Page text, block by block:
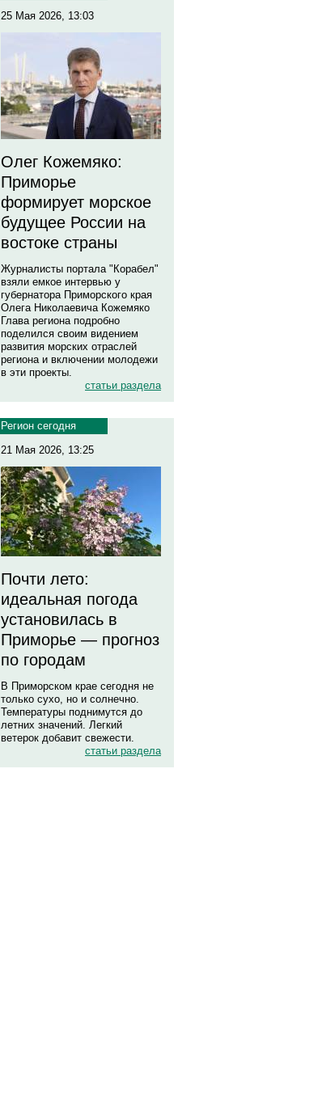
25 Мая 2026, 13:03
Олег Кожемяко:
Приморье
формирует морское
будущее России на
востоке страны
Журналисты портала "Корабел"
взяли емкое интервью у
губернатора Приморского края
Олега Николаевича Кожемяко
Глава региона подробно
поделился своим видением
развития морских отраслей
региона и включении молодежи
в эти проекты.
статьи раздела
Регион сегодня
21 Мая 2026, 13:25
Почти лето:
идеальная погода
установилась в
Приморье — прогноз
по городам
В Приморском крае сегодня не
только сухо, но и солнечно.
Температуры поднимутся до
летних значений. Легкий
ветерок добавит свежести.
статьи раздела